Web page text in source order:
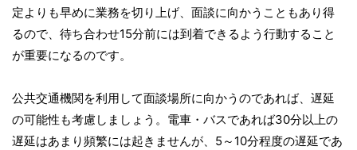
定よりも早めに業務を切り上げ、面談に向かうこともあり得
るので、待ち合わせ15分前には到着できるよう行動すること
が重要になるのです。
公共交通機関を利用して面談場所に向かうのであれば、遅延
の可能性も考慮しましょう。電車・バスであれば30分以上の
遅延はあまり頻繁には起きませんが、5～10分程度の遅延であ